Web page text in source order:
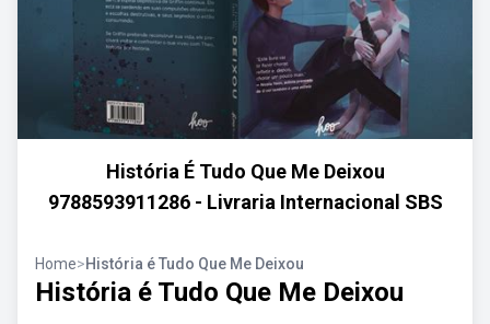
História É Tudo Que Me Deixou
9788593911286 - Livraria Internacional SBS
Home>História é Tudo Que Me Deixou
História é Tudo Que Me Deixou